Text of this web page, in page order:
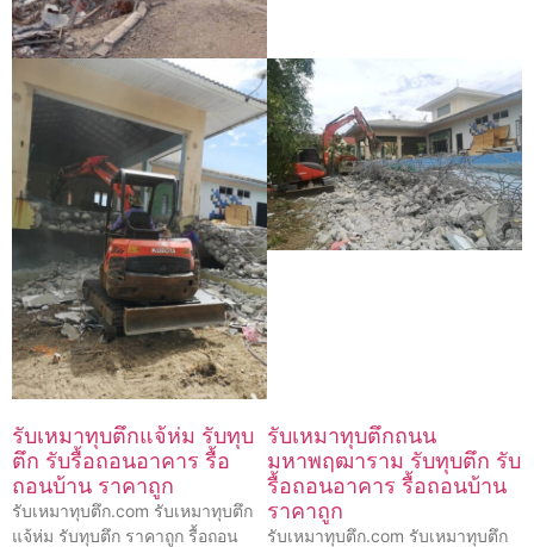
รับเหมาทุบตึกแจ้ห่ม รับทุบ
ตึก รับรื้อถอนอาคาร รื้อ
ถอนบ้าน ราคาถูก
รับเหมาทุบตึก.com รับเหมาทุบตึก
แจ้ห่ม รับทุบตึก ราคาถูก รื้อถอน
รับเหมาทุบตึกถนน
มหาพฤฒาราม รับทุบตึก รับ
รื้อถอนอาคาร รื้อถอนบ้าน
ราคาถูก
รับเหมาทุบตึก.com รับเหมาทุบตึก